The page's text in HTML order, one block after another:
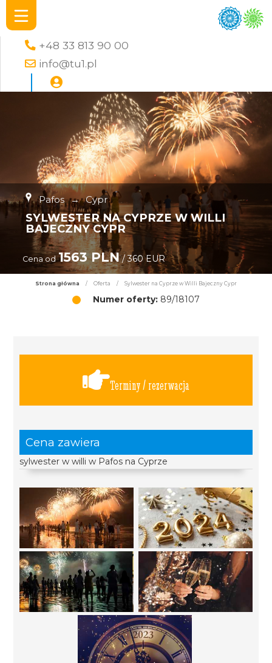
+48 33 813 90 00
info@tu1.pl
Pafos → Cypr
SYLWESTER NA CYPRZE W WILLI
BAJECZNY CYPR
Cena od 1563 PLN/ 360 EUR
Strona główna / Oferta / Sylwester na Cyprze w Willi Bajeczny Cypr
Numer oferty: 89/18107
Terminy / rezerwacja
Cena zawiera
sylwester w willi w Pafos na Cyprze